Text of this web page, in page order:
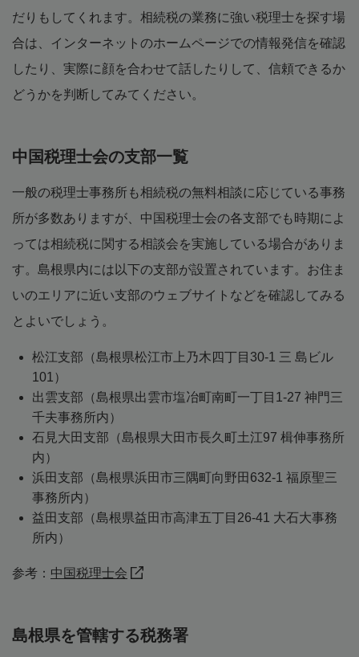
だりもしてくれます。相続税の業務に強い税理士を探す場
合は、インターネットのホームページでの情報発信を確認
したり、実際に顔を合わせて話したりして、信頼できるか
どうかを判断してみてください。
中国税理士会の支部一覧
一般の税理士事務所も相続税の無料相談に応じている事務
所が多数ありますが、中国税理士会の各支部でも時期によ
っては相続税に関する相談会を実施している場合がありま
す。島根県内には以下の支部が設置されています。お住ま
いのエリアに近い支部のウェブサイトなどを確認してみる
とよいでしょう。
松江支部（島根県松江市上乃木四丁目30-1 三 島ビル
101）
出雲支部（島根県出雲市塩冶町南町一丁目1-27 神門三
千夫事務所内）
石見大田支部（島根県大田市長久町土江97 楫伸事務所
内）
浜田支部（島根県浜田市三隅町向野田632-1 福原聖三
事務所内）
益田支部（島根県益田市高津五丁目26-41 大石大事務
所内）
参考： 中国税理士会
島根県を管轄する税務署